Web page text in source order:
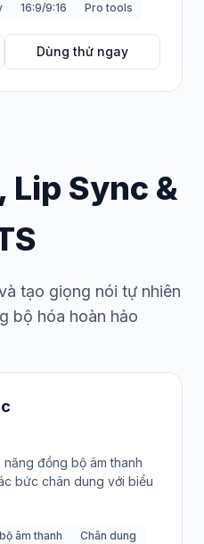
16:9/9:16 Pro tools
Dùng thử ngay
Lip Sync &
tạo giọng nói tự nhiên
bộ hóa hoàn hảo
đồng bộ âm thanh
bức chân dung với biểu
âm thanh
Chân dung